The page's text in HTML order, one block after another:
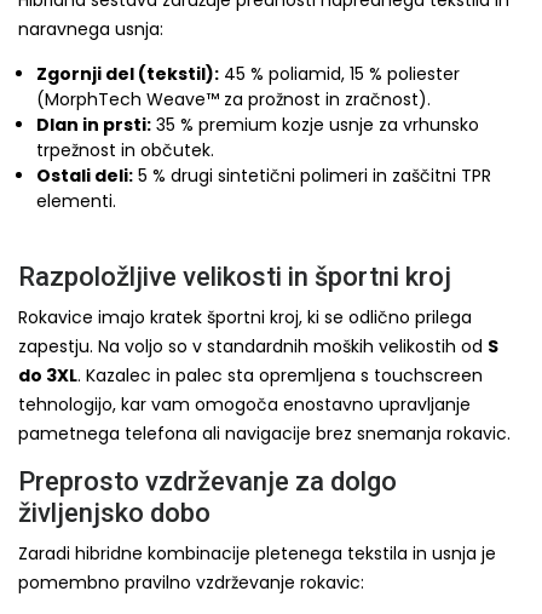
naravnega usnja:
Zgornji del (tekstil): 45 % poliamid, 15 % poliester
(MorphTech Weave™ za prožnost in zračnost).
Dlan in prsti: 35 % premium kozje usnje za vrhunsko
trpežnost in občutek.
Ostali deli: 5 % drugi sintetični polimeri in zaščitni TPR
elementi.
Razpoložljive velikosti in športni kroj
Rokavice imajo kratek športni kroj, ki se odlično prilega
zapestju. Na voljo so v standardnih moških velikostih od S
do 3XL. Kazalec in palec sta opremljena s touchscreen
tehnologijo, kar vam omogoča enostavno upravljanje
pametnega telefona ali navigacije brez snemanja rokavic.
Preprosto vzdrževanje za dolgo
življenjsko dobo
Zaradi hibridne kombinacije pletenega tekstila in usnja je
pomembno pravilno vzdrževanje rokavic: